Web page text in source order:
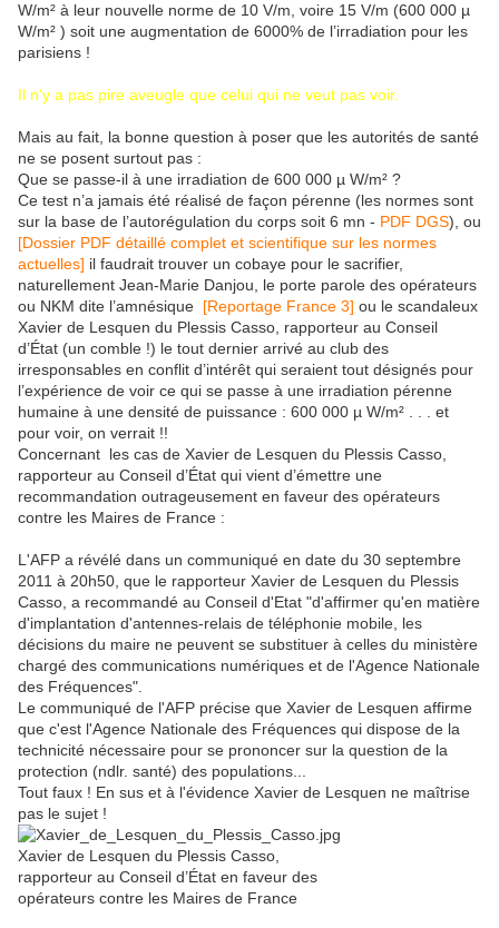
W/m² à leur nouvelle norme de 10 V/m, voire 15 V/m (600 000 µ
W/m² ) soit une augmentation de 6000% de l’irradiation pour les
parisiens !
Il n’y a pas pire aveugle que celui qui ne veut pas voir.
Mais au fait, la bonne question à poser que les autorités de santé
ne se posent surtout pas :
Que se passe-il à une irradiation de 600 000 µ W/m² ?
Ce test n’a jamais été réalisé de façon pérenne (les normes sont
sur la base de l’autorégulation du corps soit 6 mn - PDF DGS), ou
[Dossier PDF détaillé complet et scientifique sur les normes
actuelles] il faudrait trouver un cobaye pour le sacrifier,
naturellement Jean-Marie Danjou, le porte parole des opérateurs
ou NKM dite l’amnésique [Reportage France 3] ou le scandaleux
Xavier de Lesquen du Plessis Casso, rapporteur au Conseil
d’État (un comble !) le tout dernier arrivé au club des
irresponsables en conflit d’intérêt qui seraient tout désignés pour
l’expérience de voir ce qui se passe à une irradiation pérenne
humaine à une densité de puissance : 600 000 µ W/m² . . . et
pour voir, on verrait !!
Concernant les cas de Xavier de Lesquen du Plessis Casso,
rapporteur au Conseil d’État qui vient d’émettre une
recommandation outrageusement en faveur des opérateurs
contre les Maires de France :
L'AFP a révélé dans un communiqué en date du 30 septembre
2011 à 20h50, que le rapporteur Xavier de Lesquen du Plessis
Casso, a recommandé au Conseil d'Etat "d'affirmer qu'en matière
d'implantation d'antennes-relais de téléphonie mobile, les
décisions du maire ne peuvent se substituer à celles du ministère
chargé des communications numériques et de l'Agence Nationale
des Fréquences".
Le communiqué de l'AFP précise que Xavier de Lesquen affirme
que c'est l'Agence Nationale des Fréquences qui dispose de la
technicité nécessaire pour se prononcer sur la question de la
protection (ndlr. santé) des populations...
Tout faux ! En sus et à l'évidence Xavier de Lesquen ne maîtrise
pas le sujet !
Xavier de Lesquen du Plessis Casso,
rapporteur au Conseil d’État en faveur des
opérateurs contre les Maires de France